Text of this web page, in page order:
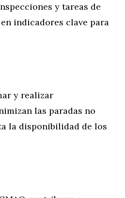
y tareas de
indicadores clave para
y realizar
las paradas no
la disponibilidad de los